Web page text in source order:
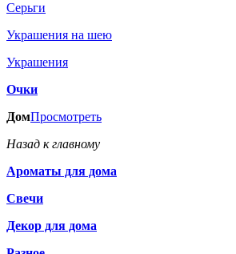
Серьги
Украшения на шею
Украшения
Очки
ДомПросмотреть
Назад к главному
Ароматы для дома
Свечи
Декор для дома